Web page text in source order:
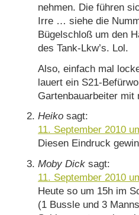
nehmen. Die führen
Irre … siehe die
Bügelschloß um den
des Tank-Lkw’s. Lol.
Also, einfach mal
lauert ein S21-
Gartenbauarbeiter
Heiko sagt:
11. September 2010
Diesen Eindruck
Moby Dick sagt:
11. September 2010
Heute so um 15h im
(1 Bussle und 3